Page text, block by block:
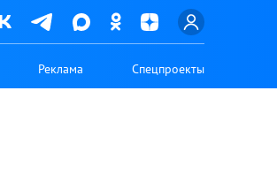
Реклама Спецпроекты